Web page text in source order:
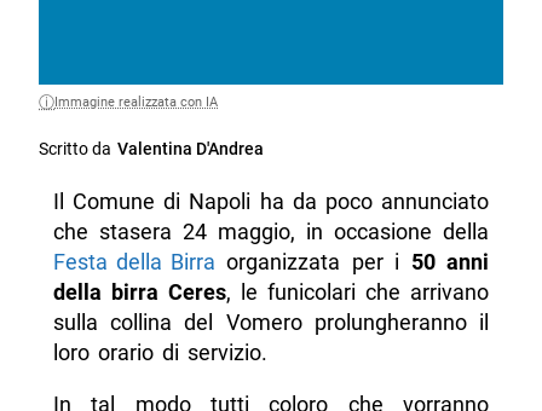
Immagine realizzata con IA
Scritto da Valentina D'Andrea
Il Comune di Napoli ha da poco annunciato
che stasera 24 maggio, in occasione della
Festa della Birra organizzata per i 50 anni
della birra Ceres, le funicolari che arrivano
sulla collina del Vomero prolungheranno il
loro orario di servizio.
In tal modo tutti coloro che vorranno